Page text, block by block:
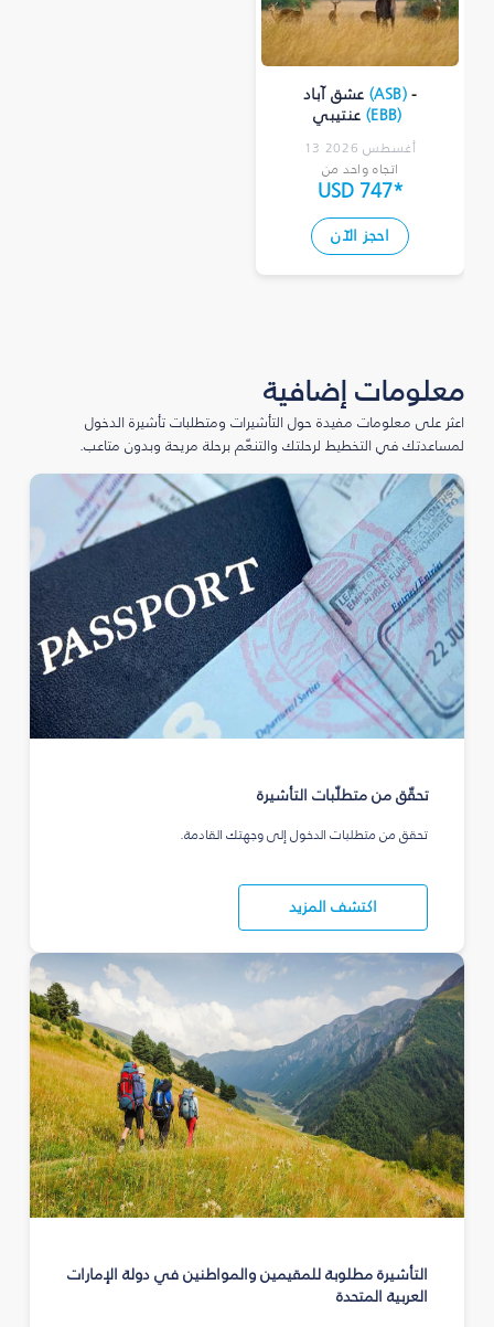
عشق آباد (ASB) -
عنتيبي (EBB)
13 أغسطس 2026
اتجاه واحد من
USD 747*
احجز الآن
معلومات إضافية
اعثر على معلومات مفيدة حول التأشيرات ومتطلبات تأشيرة الدخول
لمساعدتك في التخطيط لرحلتك والتنعّم برحلة مريحة وبدون متاعب.
تحقّق من متطلّبات التأشيرة
تحقق من متطلبات الدخول إلى وجهتك القادمة.
اكتشف المزيد
التأشيرة مطلوبة للمقيمين والمواطنين في دولة الإمارات
العربية المتحدة